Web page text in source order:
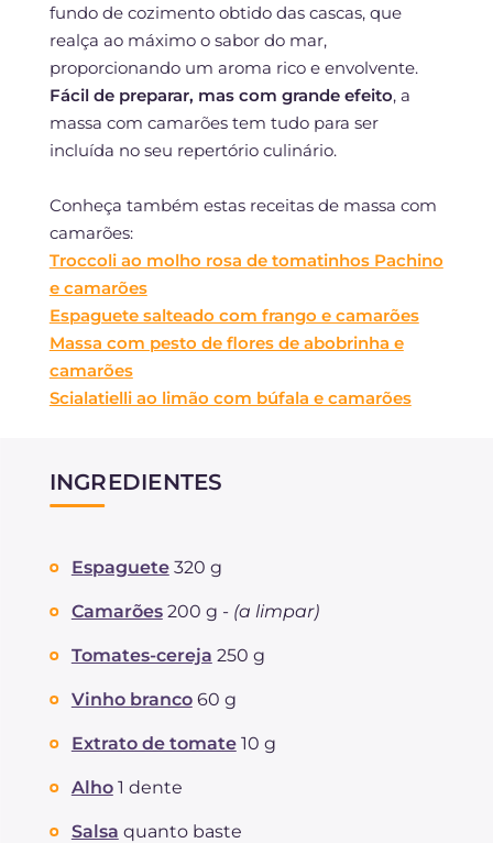
fundo de cozimento obtido das cascas, que
realça ao máximo o sabor do mar,
proporcionando um aroma rico e envolvente.
Fácil de preparar, mas com grande efeito, a
massa com camarões tem tudo para ser
incluída no seu repertório culinário.
Conheça também estas receitas de massa com
camarões:
Troccoli ao molho rosa de tomatinhos Pachino
e camarões
Espaguete salteado com frango e camarões
Massa com pesto de flores de abobrinha e
camarões
Scialatielli ao limão com búfala e camarões
INGREDIENTES
Espaguete 320 g
Camarões 200 g - (a limpar)
Tomates-cereja 250 g
Vinho branco 60 g
Extrato de tomate 10 g
Alho 1 dente
Salsa quanto baste